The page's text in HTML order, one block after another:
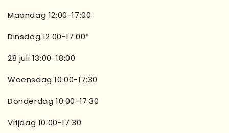
Maandag 12:00-17:00
Dinsdag 12:00-17:00*
28 juli 13:00-18:00
Woensdag 10:00-17:30
Donderdag 10:00-17:30
Vrijdag 10:00-17:30